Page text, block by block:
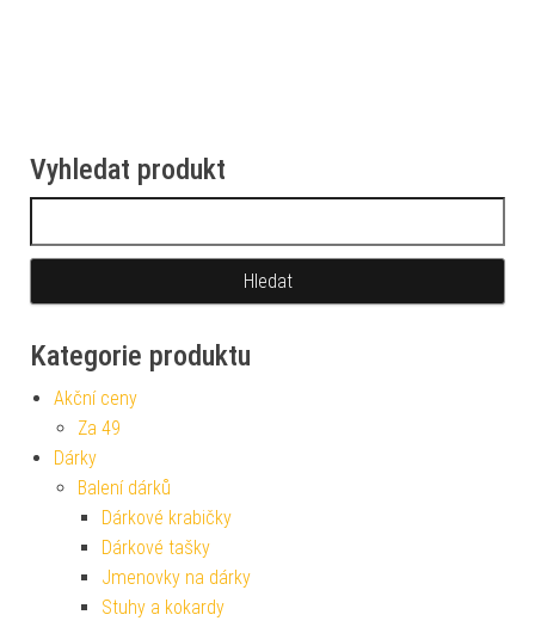
Vyhledat produkt
Kategorie produktu
Akční ceny
Za 49
Dárky
Balení dárků
Dárkové krabičky
Dárkové tašky
Jmenovky na dárky
Stuhy a kokardy